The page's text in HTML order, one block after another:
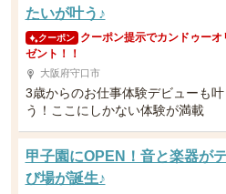
たいが叶う♪
クーポン
クーポン提示でカンドゥー
ゼント！！
大阪府守口市
3歳からのお仕事体験デビューも叶
う！ここにしかない体験が満載
甲子園にOPEN！音と楽器が
び場が誕生♪